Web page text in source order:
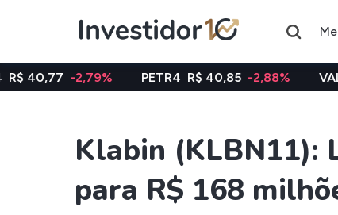
Assuntos do momento
Índice
Ibovespa
Ação
Petrobras
PETR4 R$ 40,85 -2,88% VALE3 R$ 74,97
Klabin (KLBN11):
para R$ 168